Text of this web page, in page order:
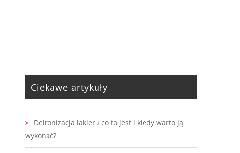
Ciekawe artykuły
Deironizacja lakieru co to jest i kiedy warto ją
wykonać?